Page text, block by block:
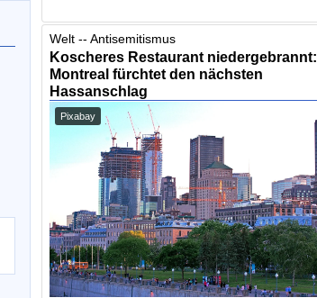
Welt -- Antisemitismus
Koscheres Restaurant niedergebrannt:
Montreal fürchtet den nächsten
Hassanschlag
Pixabay